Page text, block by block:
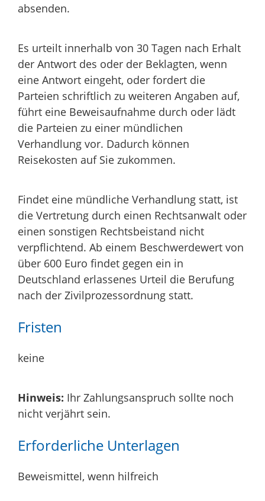
absenden.
Es urteilt innerhalb von 30 Tagen nach Erhalt
der Antwort des oder der Beklagten, wenn
eine Antwort eingeht, oder fordert die
Parteien schriftlich zu weiteren Angaben auf,
führt eine Beweisaufnahme durch oder lädt
die Parteien zu einer mündlichen
Verhandlung vor. Dadurch können
Reisekosten auf Sie zukommen.
Findet eine mündliche Verhandlung statt, ist
die Vertretung durch einen Rechtsanwalt oder
einen sonstigen Rechtsbeistand nicht
verpflichtend. Ab einem Beschwerdewert von
über 600 Euro findet gegen ein in
Deutschland erlassenes Urteil die Berufung
nach der Zivilprozessordnung statt.
Fristen
keine
Hinweis: Ihr Zahlungsanspruch sollte noch
nicht verjährt sein.
Erforderliche Unterlagen
Beweismittel, wenn hilfreich